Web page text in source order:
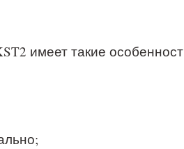
имеет такие